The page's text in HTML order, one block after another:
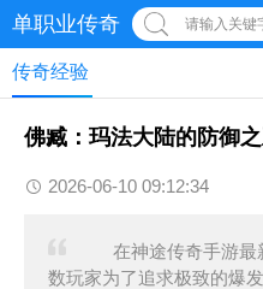
单职业传奇 请输入关键
传奇经验
佛臧：玛法大陆的防御
2026-06-10 09:12:34
在神途传奇手游最
数玩家为了追求极致的爆